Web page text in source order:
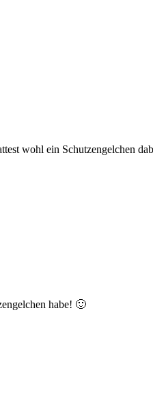
wohl ein Schutzengelchen
habe! 🙂